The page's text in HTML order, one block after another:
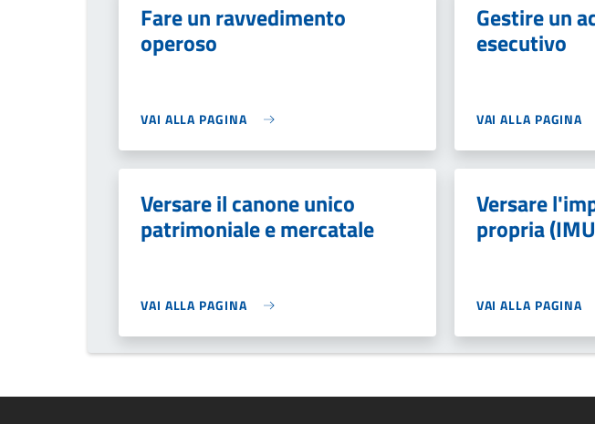
Fare un ravvedimento
operoso
VAI ALLA PAGINA
Gestire un
esecutivo
VAI ALLA PAGINA
Versare il canone unico
patrimoniale e mercatale
VAI ALLA PAGINA
Versare
propria
VAI ALLA PAGINA